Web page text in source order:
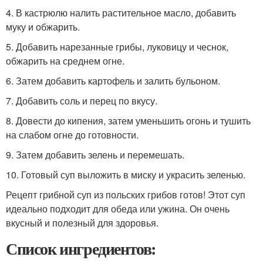
4. В кастрюлю налить растительное масло, добавить
муку и обжарить.
5. Добавить нарезанные грибы, луковицу и чеснок,
обжарить на среднем огне.
6. Затем добавить картофель и залить бульоном.
7. Добавить соль и перец по вкусу.
8. Довести до кипения, затем уменьшить огонь и тушить
на слабом огне до готовности.
9. Затем добавить зелень и перемешать.
10. Готовый суп выложить в миску и украсить зеленью.
Рецепт грибной суп из польских грибов готов! Этот суп
идеально подходит для обеда или ужина. Он очень
вкусный и полезный для здоровья.
Список ингредиентов: